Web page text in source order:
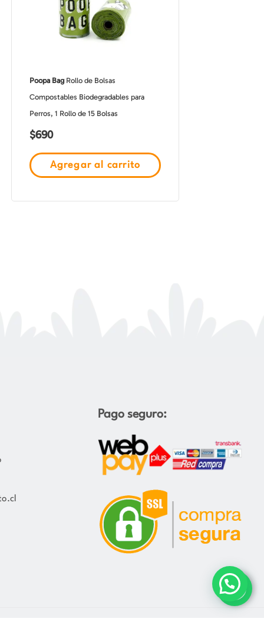
Poopa BagRollo de Bolsas
Compostables Biodegradables para
Perros, 1 Rollo de 15 Bolsas
$690
Agregar al carrito
Pago seguro: